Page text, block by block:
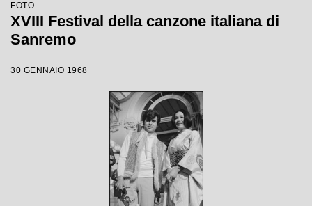
FOTO
XVIII Festival della canzone italiana di
Sanremo
30 GENNAIO 1968